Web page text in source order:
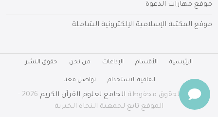
موقع مهارات الدعوة
موقع المكتبة الإسلامية الإلكترونية الشاملة
الرئيسية الأقسام الإذاعات من نحن حقوق النشر
اتفاقية الاستخدام تواصل معنا
جميع الحقوق محفوظة الجامع لعلوم القرآن الكريم
2026 -
الموقع تابع لجمعية النجاة الخيرية